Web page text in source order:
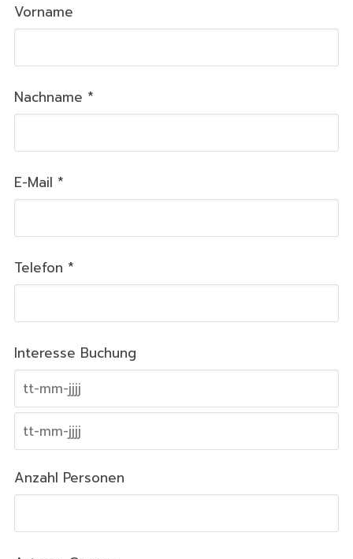
Vorname
Nachname *
E-Mail *
Telefon *
Interesse Buchung
Anzahl Personen